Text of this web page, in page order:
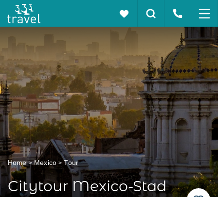
Home Mexico Tour
Citytour Mexico-Stad